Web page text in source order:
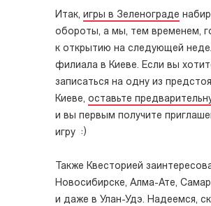
Итак, игры в Зеленограде
обороты, а мы, тем временем,
к открытию на следующей
филиала в Киеве. Если вы
записаться на одну из
Киеве, оставьте
и вы первым получите
игру :)
Также Квесторией
Новосибирске, Алма-Ате,
и даже в Улан-Удэ. Надеемся,